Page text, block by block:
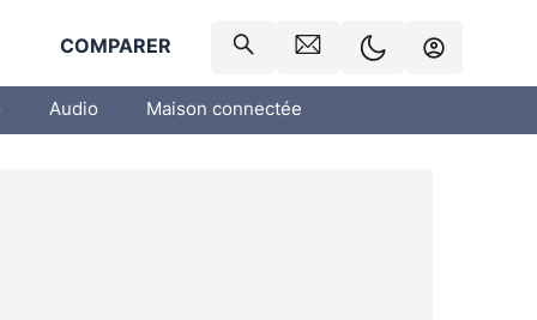
COMPARER
Audio Maison connectée